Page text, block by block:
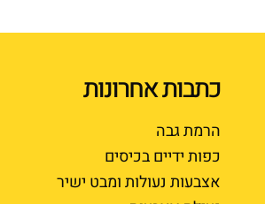
כתבות אחרונות
הרמת גבה
כפות ידיים בכיסים
אצבעות נעולות ומבט ישיר